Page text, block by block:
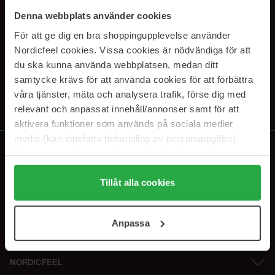
Denna webbplats använder cookies
För att ge dig en bra shoppingupplevelse använder
Nordicfeel cookies. Vissa cookies är nödvändiga för att
du ska kunna använda webbplatsen, medan ditt
samtycke krävs för att använda cookies för att förbättra
våra tjänster, mäta och analysera trafik, förse dig med
relevant och anpassat innehåll/annonser samt för att
aktivera funktioner som används på sociala medier
media (kan innefatta behandling av personuppgifter).
Genom att trycka på "Tillåt alla cookies" accepterar du
alla cookies, medan du under "Detaljer" kan anpassa
användningen av cookies. Du kan när som helst återkalla
samt vår Integritetspolicy.
Tillåt alla cookies
Anpassa
PRENUMERERA PÅ VÅRA
NYHETSBREV
E-postadress
Genom att prenumerera accepterar du vårIntegritetspolicy.
NORDICFEEL